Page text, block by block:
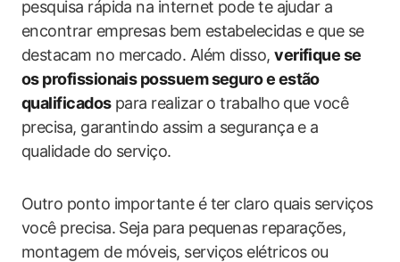
pesquisa rápida na internet pode te ajudar a
encontrar empresas bem estabelecidas e que se
destacam no mercado. Além disso,verifique se
os profissionais possuem seguro e estão
qualificadospara realizar o trabalho que você
precisa, garantindo assim a segurança e a
qualidade do serviço.
Outro ponto importante é ter claro quais serviços
você precisa. Seja para pequenas reparações,
montagem de móveis, serviços elétricos ou